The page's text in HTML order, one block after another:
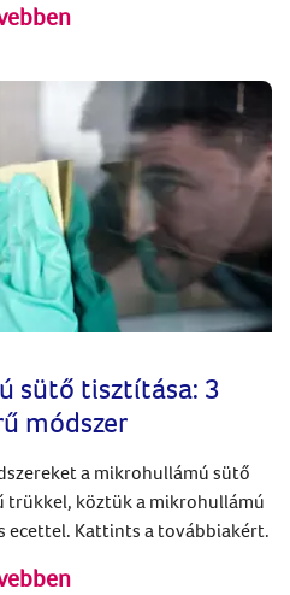
sütő tisztítása: 3
módszer
a mikrohullámú sütő
trükkel, köztük a mikrohullámú
ecettel. Kattints a továbbiakért.